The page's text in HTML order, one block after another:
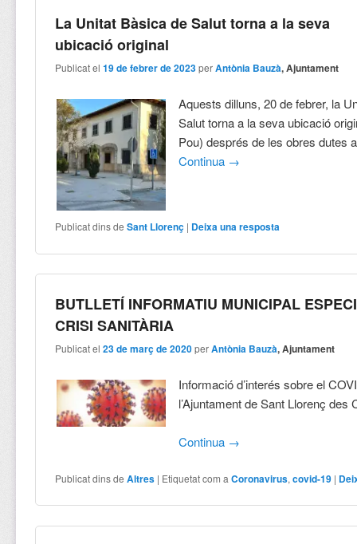
La Unitat Bàsica de Salut torna a la seva
ubicació original
Publicat el19 de febrer de 2023 perAntònia Bauzà, Ajuntament
Aquests dilluns, 20 de febrer, la
Salut torna a la seva ubicació
Pou) després de les obres dutes
Continua →
Publicat dins de Sant Llorenç | Deixa una resposta
BUTLLETÍ INFORMATIU MUNICIPAL
CRISI SANITÀRIA
Publicat el23 de març de 2020 perAntònia Bauzà, Ajuntament
Informació d’interés sobre el
l’Ajuntament de Sant Llorenç des
Continua →
Publicat dins de Altres | Etiquetat com a Coronavirus,covid-19 |